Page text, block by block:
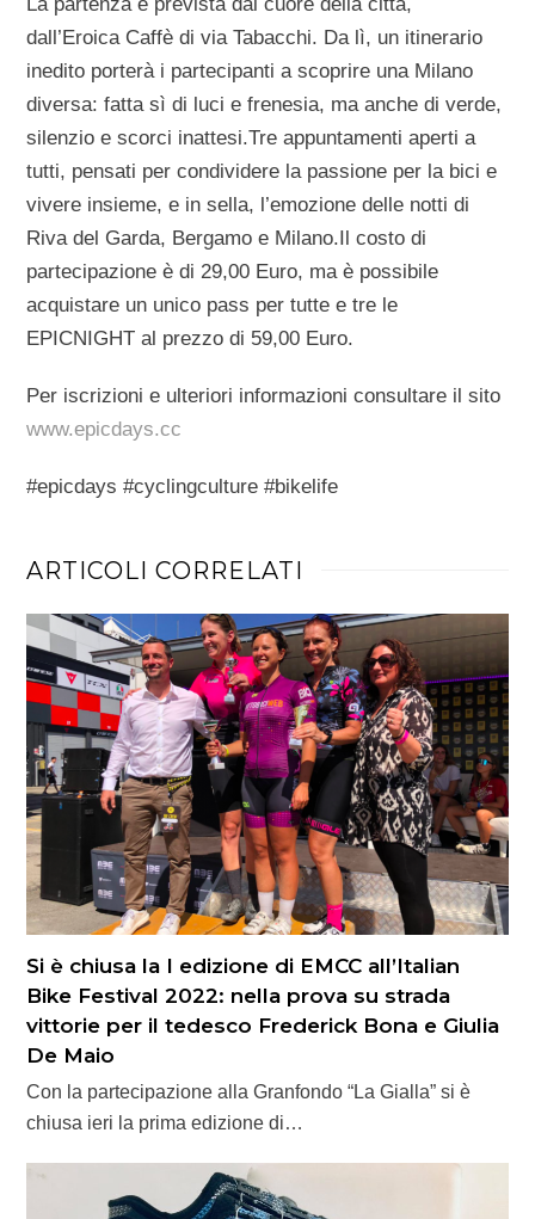
dall’Eroica Caffè di via Tabacchi. Da lì, un itinerario
inedito porterà i partecipanti a scoprire una Milano
diversa: fatta sì di luci e frenesia, ma anche di verde,
silenzio e scorci inattesi.Tre appuntamenti aperti a
tutti, pensati per condividere la passione per la bici e
vivere insieme, e in sella, l’emozione delle notti di
Riva del Garda, Bergamo e Milano.Il costo di
partecipazione è di 29,00 Euro, ma è possibile
acquistare un unico pass per tutte e tre le
EPICNIGHT al prezzo di 59,00 Euro.
Per iscrizioni e ulteriori informazioni consultare il sito
www.epicdays.cc
#epicdays #cyclingculture #bikelife
ARTICOLI CORRELATI
Si è chiusa la I edizione di EMCC all’Italian
Bike Festival 2022: nella prova su strada
vittorie per il tedesco Frederick Bona e Giulia
De Maio
Con la partecipazione alla Granfondo “La Gialla” si è
chiusa ieri la prima edizione di…